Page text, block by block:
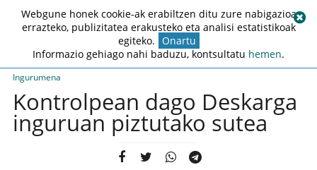
Ingurumena
Kontrolpean dago Deskarga
inguruan piztutako sutea
Webgune honek cookie-ak erabiltzen ditu zure nabigazioa
errazteko, publizitatea erakusteko eta analisi estatistikoak
egiteko. Onartu
Informazio gehiago nahi baduzu, kontsultatu hemen.